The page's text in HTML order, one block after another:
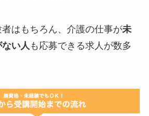
はもちろん、介護の仕事が未
い人 も応募できる求人が数多